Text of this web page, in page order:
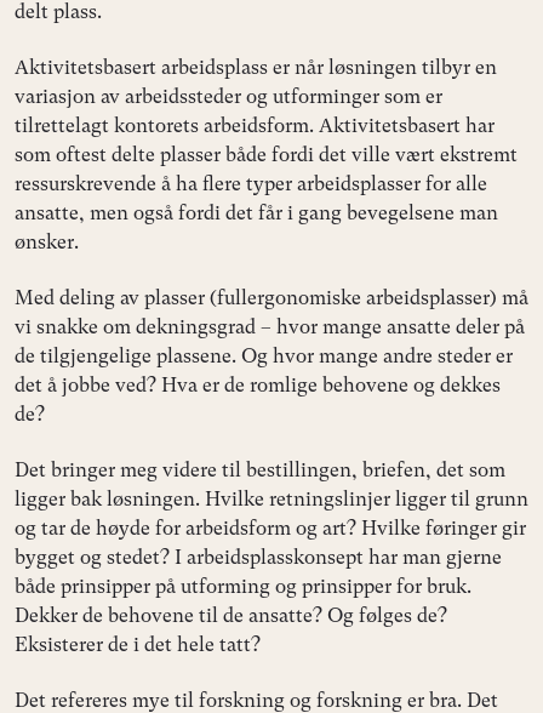
delt plass.
Aktivitetsbasert arbeidsplass er når løsningen tilbyr en
variasjon av arbeidssteder og utforminger som er
tilrettelagt kontorets arbeidsform. Aktivitetsbasert har
som oftest delte plasser både fordi det ville vært ekstremt
ressurskrevende å ha flere typer arbeidsplasser for alle
ansatte, men også fordi det får i gang bevegelsene man
ønsker.
Med deling av plasser (fullergonomiske arbeidsplasser) må
vi snakke om dekningsgrad – hvor mange ansatte deler på
de tilgjengelige plassene. Og hvor mange andre steder er
det å jobbe ved? Hva er de romlige behovene og dekkes
de?
Det bringer meg videre til bestillingen, briefen, det som
ligger bak løsningen. Hvilke retningslinjer ligger til grunn
og tar de høyde for arbeidsform og art? Hvilke føringer gir
bygget og stedet? I arbeidsplasskonsept har man gjerne
både prinsipper på utforming og prinsipper for bruk.
Dekker de behovene til de ansatte? Og følges de?
Eksisterer de i det hele tatt?
Det refereres mye til forskning og forskning er bra. Det